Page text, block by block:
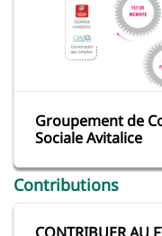
Groupement de
Sociale Avitalice
Contributions
CONTRIBUER AU